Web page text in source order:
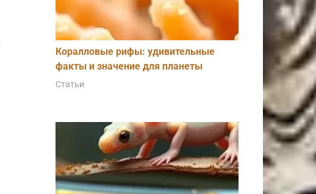
Коралловые рифы: удивительные
факты и значение для планеты
Статьи